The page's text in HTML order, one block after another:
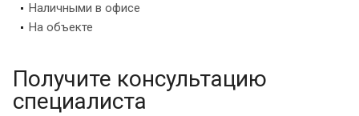
Наличными в офисе
На объекте
Получите консультацию
специалиста